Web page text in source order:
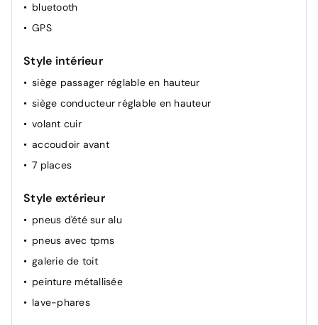
bluetooth
GPS
Style intérieur
siège passager réglable en hauteur
siège conducteur réglable en hauteur
volant cuir
accoudoir avant
7 places
Style extérieur
pneus d'été sur alu
pneus avec tpms
galerie de toit
peinture métallisée
lave-phares